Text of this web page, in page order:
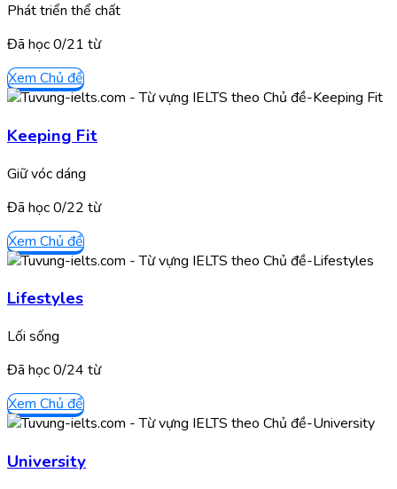
Phát triển thể chất
Đã học0/21 từ
Xem Chủ đề
Keeping Fit
Giữ vóc dáng
Đã học0/22 từ
Xem Chủ đề
Lifestyles
Lối sống
Đã học0/24 từ
Xem Chủ đề
University